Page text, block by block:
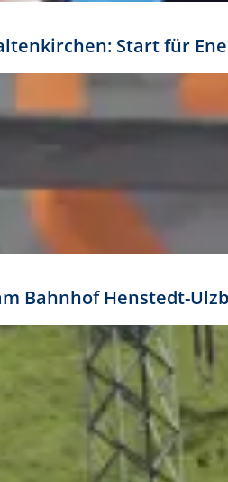
Start für
Bahnhof Henstedt-